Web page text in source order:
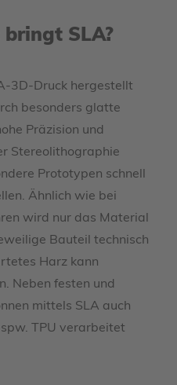
SLA?
3D-Druck hergestellt
besonders glatte
Präzision und
Stereolithographie
Prototypen schnell
Ähnlich wie bei
wird nur das Material
Bauteil technisch
Harz kann
Neben festen und
mittels SLA auch
TPU verarbeitet